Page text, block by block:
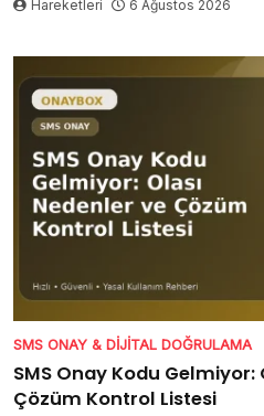
Hareketleri 6 Ağustos 2026
SMS ONAY & DIJITAL DOĞRULAMA
SMS Onay Kodu Gelmiyor:
Çözüm Kontrol Listesi